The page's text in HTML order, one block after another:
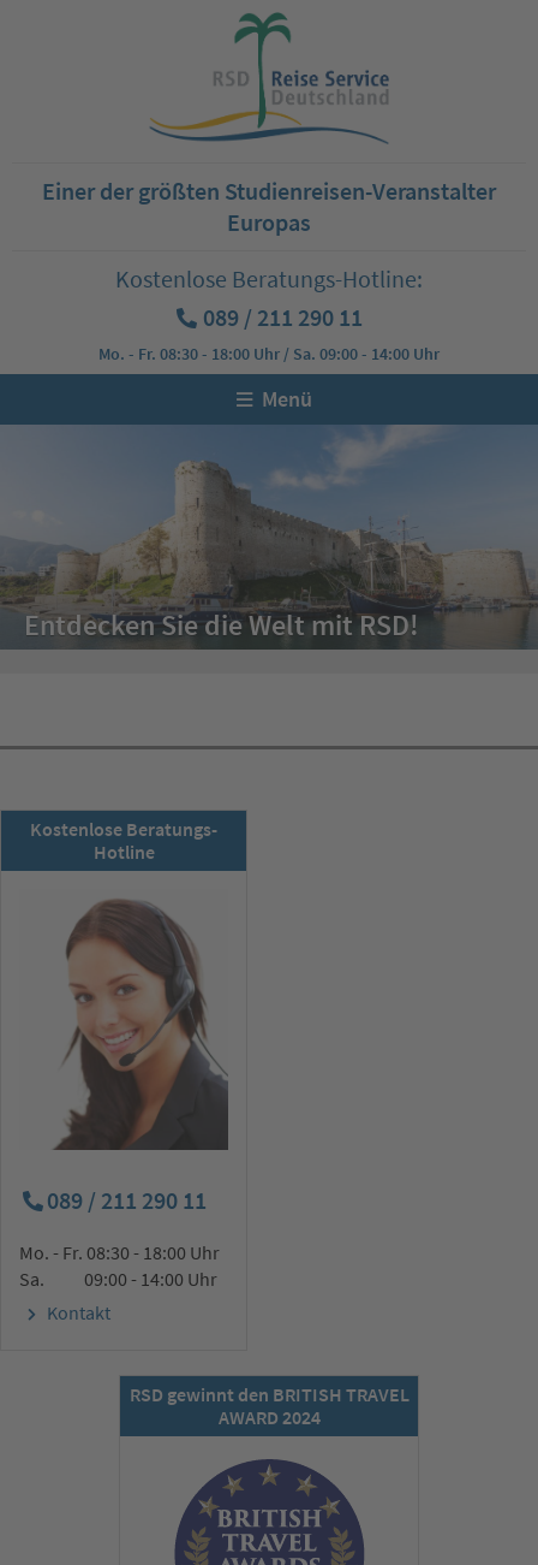
Einer der größten Studienreisen-Veranstalter
Europas
Kostenlose Beratungs-Hotline:
089 / 211 290 11
Mo. - Fr. 08:30 - 18:00 Uhr / Sa. 09:00 - 14:00 Uhr
Menü
Entdecken Sie die Welt mit RSD!
Kostenlose Beratungs-
Hotline
089 / 211 290 11
Mo. - Fr. 08:30 - 18:00 Uhr
Sa. 09:00 - 14:00 Uhr
Kontakt
RSD gewinnt den BRITISH TRAVEL
AWARD 2024